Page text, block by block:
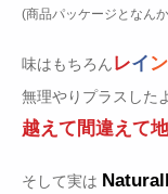
(商品パッケージとなん
味はもちろんレイ ン
無理やりプラスした
越えて間違えて
そして実は